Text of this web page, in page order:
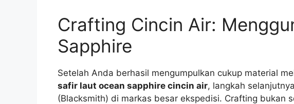
Crafting Cincin Air:
Sapphire
Setelah Anda berhasil mengumpulkan cukup material
safir laut ocean sapphire cincin air, langkah
(Blacksmith) di markas besar ekspedisi. Crafting bukan